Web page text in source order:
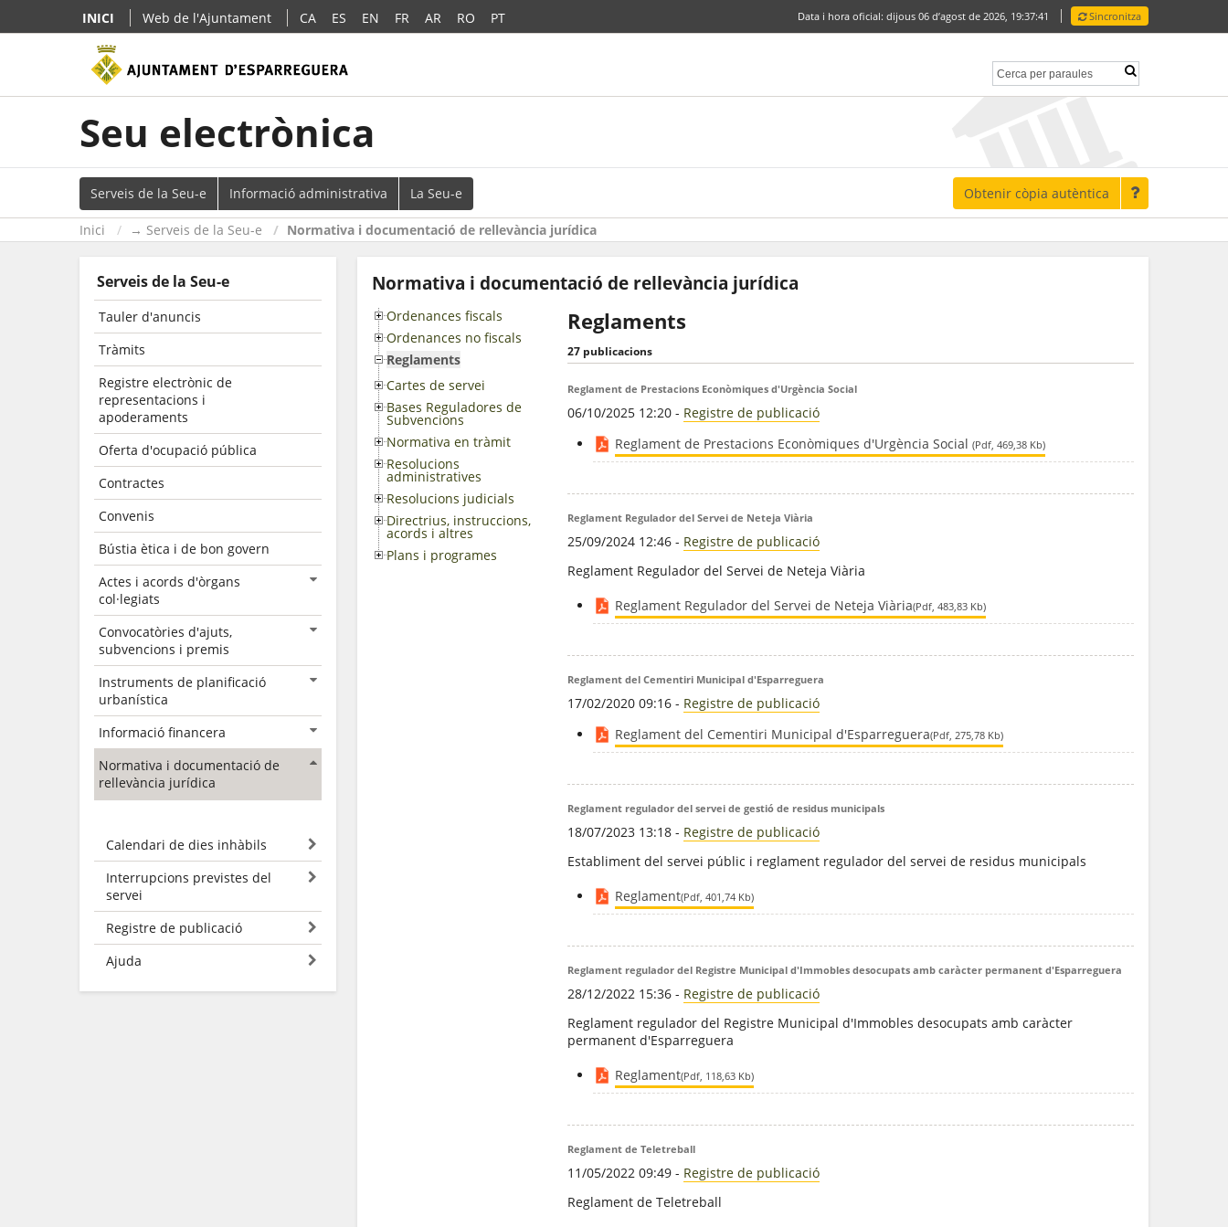
INICI Web de l'Ajuntament CA ES EN FR AR RO PT Data i hora oficial: dijous 06 d’agost de 2026, 19:37:42 Sincronitza
Seu electrònica
Serveis de la Seu-e Informació administrativa La Seu-e Obtenir còpia autèntica
Inici → Serveis de la Seu-e Normativa i documentació de rellevància jurídica
Serveis de la Seu-e
Tauler d'anuncis
Tràmits
Registre electrònic de
representacions i
apoderaments
Oferta d'ocupació pública
Contractes
Convenis
Bústia ètica i de bon govern
Actes i acords d'òrgans
col·legiats
Convocatòries d'ajuts,
subvencions i premis
Instruments de planificació
urbanística
Informació financera
Normativa i documentació de
rellevància jurídica
Calendari de dies inhàbils
Interrupcions previstes del
servei
Registre de publicació
Ajuda
Normativa i documentació de rellevància jurídica
Ordenances fiscals
Ordenances no fiscals
Reglaments
Cartes de servei
Bases Reguladores de
Subvencions
Normativa en tràmit
Resolucions
administratives
Resolucions judicials
Directrius, instruccions,
acords i altres
Plans i programes
Reglaments
27 publicacions
Reglament de Prestacions Econòmiques d'Urgència Social
06/10/2025 12:20 - Registre de publicació
Reglament de Prestacions Econòmiques d'Urgència Social (Pdf, 469,38 Kb)
Reglament Regulador del Servei de Neteja Viària
25/09/2024 12:46 - Registre de publicació
Reglament Regulador del Servei de Neteja Viària
Reglament Regulador del Servei de Neteja Viària(Pdf, 483,83 Kb)
Reglament del Cementiri Municipal d'Esparreguera
17/02/2020 09:16 - Registre de publicació
Reglament del Cementiri Municipal d'Esparreguera(Pdf, 275,78 Kb)
Reglament regulador del servei de gestió de residus municipals
18/07/2023 13:18 - Registre de publicació
Establiment del servei públic i reglament regulador del servei de residus municipals
Reglament(Pdf, 401,74 Kb)
Reglament regulador del Registre Municipal d'Immobles desocupats amb caràcter permanent d'Esparreguera
28/12/2022 15:36 - Registre de publicació
Reglament regulador del Registre Municipal d'Immobles desocupats amb caràcter
permanent d'Esparreguera
Reglament(Pdf, 118,63 Kb)
Reglament de Teletreball
11/05/2022 09:49 - Registre de publicació
Reglament de Teletreball